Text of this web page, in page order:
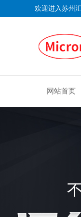
欢迎进入苏州
网站首页